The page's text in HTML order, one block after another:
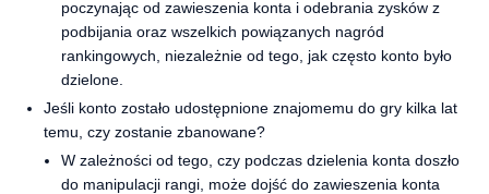
poczynając od zawieszenia konta i odebrania zysków z
podbijania oraz wszelkich powiązanych nagród
rankingowych, niezależnie od tego, jak często konto było
dzielone.
Jeśli konto zostało udostępnione znajomemu do gry kilka lat
temu, czy zostanie zbanowane?
W zależności od tego, czy podczas dzielenia konta doszło
do manipulacji rangi, może dojść do zawieszenia konta